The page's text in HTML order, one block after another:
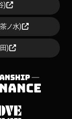
)
ノ水)
)